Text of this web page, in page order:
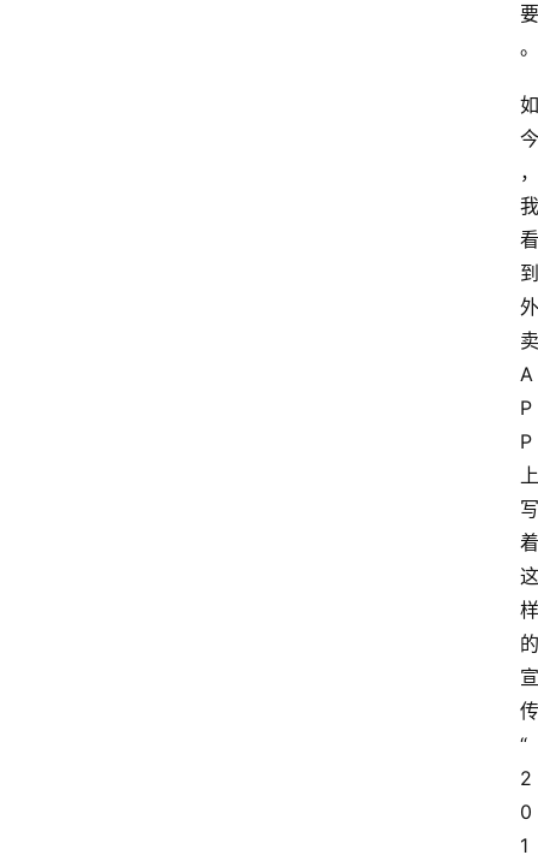
要
。
如
今
，
我
看
到
外
卖
A
P
P
上
写
着
这
样
的
宣
传
“
2
0
1